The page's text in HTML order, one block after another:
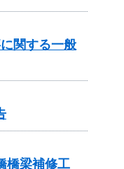
関する一般
橋梁補修工